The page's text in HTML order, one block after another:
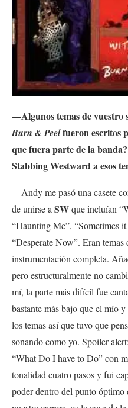
—Algunos temas de vuestro
Burn & Peelfueron escritos
que fuera parte de la
Stabbing Westward a esos
—Andy me pasó una casete
de unirse a SWque incluían
“Haunting Me”, “Sometimes
“Desperate Now”. Eran temas
instrumentación completa.
pero estructuralmente no
mí, la parte más difícil fue
bastante más bajo que el mío
los temas así que tuvo que
sonando como yo. Spoiler
“What Do I have to Do” con
tonalidad cuatro pasos y fui
poder dentro del punto